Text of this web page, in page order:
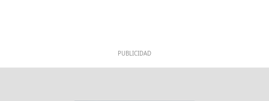
PUBLICIDAD